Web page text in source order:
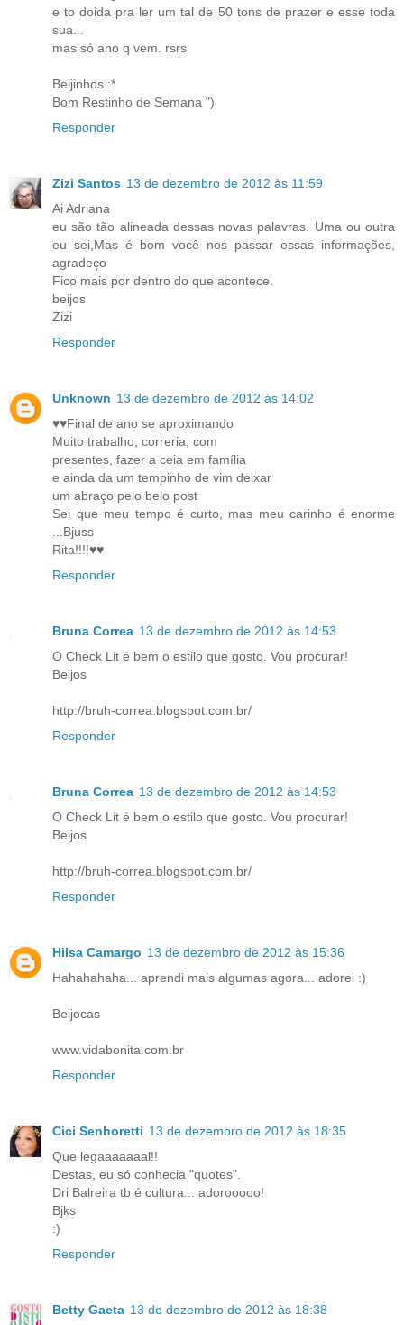
e to doida pra ler um tal de 50 tons de prazer e esse toda
sua...
mas só ano q vem. rsrs
Beijinhos :*
Bom Restinho de Semana ")
Responder
Zizi Santos 13 de dezembro de 2012 às 11:59
Ai Adriana
eu são tão alineada dessas novas palavras. Uma ou outra
eu sei,Mas é bom você nos passar essas informações,
agradeço
Fico mais por dentro do que acontece.
beijos
Zizi
Responder
Unknown 13 de dezembro de 2012 às 14:02
♥♥Final de ano se aproximando
Muito trabalho, correria, com
presentes, fazer a ceia em família
e ainda da um tempinho de vim deixar
um abraço pelo belo post
Sei que meu tempo é curto, mas meu carinho é enorme
...Bjuss
Rita!!!!♥♥
Responder
Bruna Correa 13 de dezembro de 2012 às 14:53
O Check Lit é bem o estilo que gosto. Vou procurar!
Beijos
http://bruh-correa.blogspot.com.br/
Responder
Bruna Correa 13 de dezembro de 2012 às 14:53
O Check Lit é bem o estilo que gosto. Vou procurar!
Beijos
http://bruh-correa.blogspot.com.br/
Responder
Hilsa Camargo 13 de dezembro de 2012 às 15:36
Hahahahaha... aprendi mais algumas agora... adorei :)
Beijocas
www.vidabonita.com.br
Responder
Cici Senhoretti 13 de dezembro de 2012 às 18:35
Que legaaaaaaal!!
Destas, eu só conhecia "quotes".
Dri Balreira tb é cultura... adorooooo!
Bjks
:)
Responder
Betty Gaeta 13 de dezembro de 2012 às 18:38